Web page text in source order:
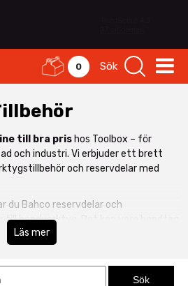
0 Sök
till bra pris hos Toolbox – för
och industri. Vi erbjuder ett brett
och reservdelar med
du Bahco reservdelar och
till handverktyg. Det kan vara handtag
andra verktygstillbehör som
verktyg och säkerställer fortsatt
Läs mer